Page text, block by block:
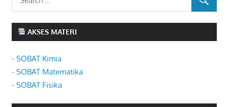
AKSES MATERI
- SOBAT Kimia
- SOBAT Matematika
- SOBAT Fisika